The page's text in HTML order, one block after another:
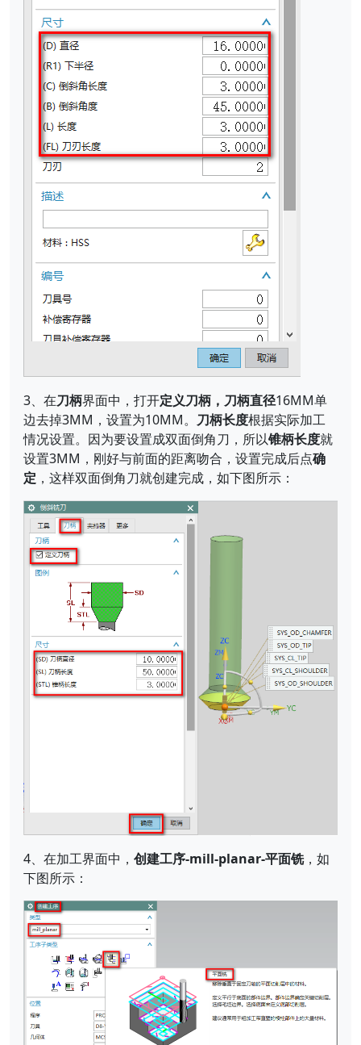
3、在刀柄界面中，打开定义刀柄，刀柄直径16MM单
边去掉3MM，设置为10MM。 刀柄长度根据实际加工
情况设置。因为要设置成双面倒角刀，所以锥柄长度就
设置3MM，刚好与前面的距离吻合，设置完成后点确
定 ，这样双面倒角刀就创建完成，如下图所示：
4、在加工界面中， 创建工序-mill-planar-平面铣，如
下图所示：